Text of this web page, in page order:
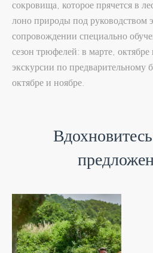
сокровища, которое прячется в
лоно природы под руководством
сопровождении специально
сезон трюфелей: в марте,
экскурсии по предварительному
октябре и ноябре.